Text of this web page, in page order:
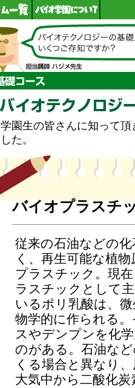
学園生の皆さんに知って
した。
バイオプラスチ
従来の石油などの
く、再生可能な植
プラスチック。現
ラスチックとして
いるポリ乳酸は、
物学的に作られる
スやデンプンを化
のがある。石油な
くる場合と異なり
大気中から二酸化炭